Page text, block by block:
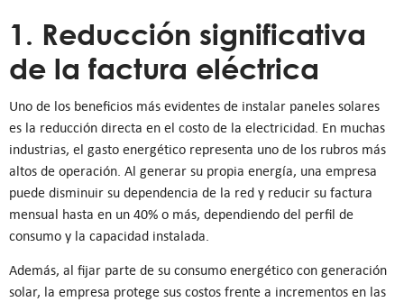
1. Reducción significativa
de la factura eléctrica
Uno de los beneficios más evidentes de instalar paneles solares
es la reducción directa en el costo de la electricidad. En muchas
industrias, el gasto energético representa uno de los rubros más
altos de operación. Al generar su propia energía, una empresa
puede disminuir su dependencia de la red y reducir su factura
mensual hasta en un 40% o más, dependiendo del perfil de
consumo y la capacidad instalada.
Además, al fijar parte de su consumo energético con generación
solar, la empresa protege sus costos frente a incrementos en las